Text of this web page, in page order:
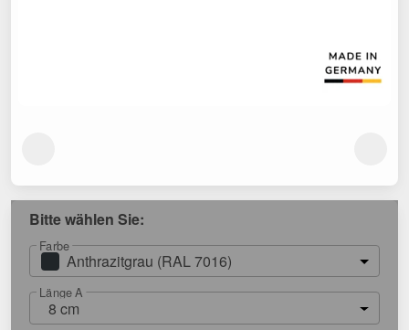
Bitte wählen Sie:
Farbe
Anthrazitgrau (RAL 7016)
Länge A
8 cm